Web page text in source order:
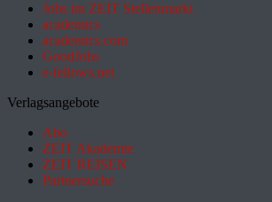
Jobs im ZEIT Stellenmarkt
academics
academics.com
GoodJobs
e-fellows.net
Verlagsangebote
Abo
ZEIT Akademie
ZEIT REISEN
Partnersuche